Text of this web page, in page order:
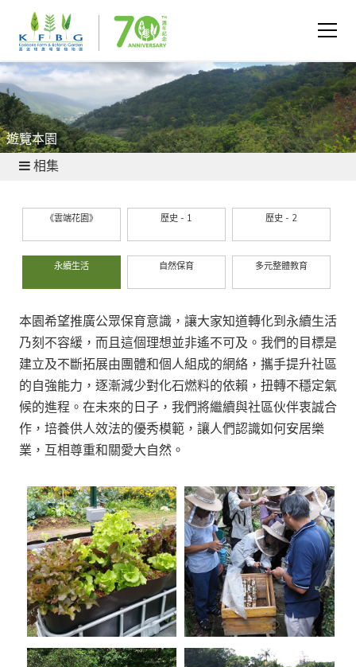
遊覽本園
相集
《雲端花園》 歷史 - 1 歷史 - 2
永續生活 自然保育 多元整體教育
本園希望推廣公眾保育意識，讓大家知道轉化到永續生活
乃刻不容緩，而且這個理想並非遙不可及。我們的目標是
建立及不斷拓展由團體和個人組成的網絡，攜手提升社區
的自強能力，逐漸減少對化石燃料的依賴，扭轉不穩定氣
候的進程。在未來的日子，我們將繼續與社區伙伴衷誠合
作，培養供人效法的優秀模範，讓人們認識如何安居樂
業，互相尊重和關愛大自然。